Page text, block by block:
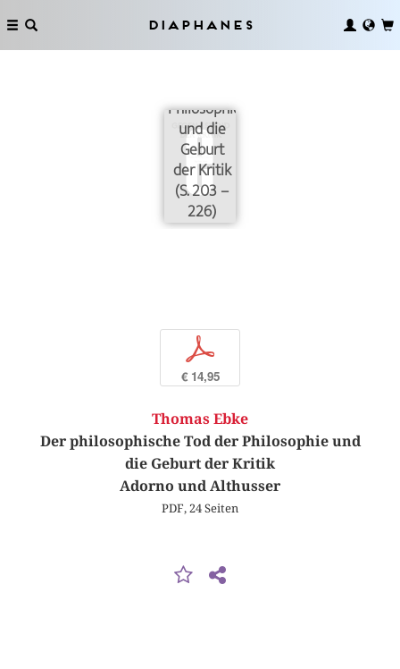
Diaphanes
Der
Philosophie
und die
Geburt
der Kritik
(S. 203 –
226)
p
€ 14,95
Thomas Ebke
Der philosophische Tod der Philosophie und
die Geburt der Kritik
Adorno und Althusser
PDF, 24 Seiten